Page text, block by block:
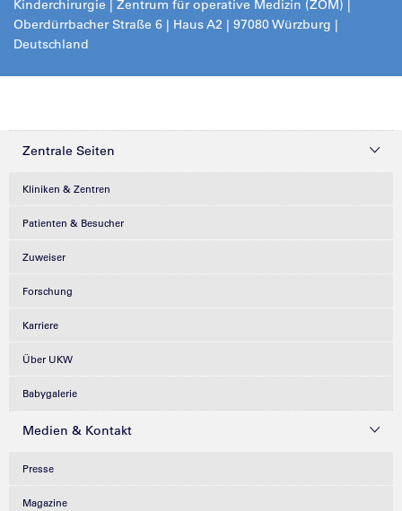
Kinderchirurgie | Zentrum für operative Medizin (ZOM) |
Oberdürrbacher Straße 6 | Haus A2 | 97080 Würzburg |
Deutschland
Zentrale Seiten
Kliniken & Zentren
Patienten & Besucher
Zuweiser
Forschung
Karriere
Über UKW
Babygalerie
Medien & Kontakt
Presse
Magazine